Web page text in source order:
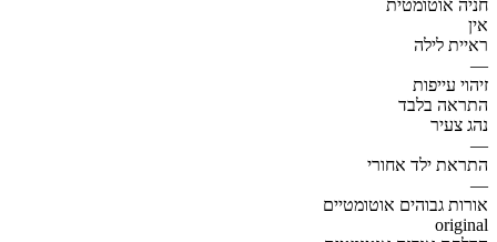
חניה אוטומטית
אין
ראיית לילה
—
זיהוי עייפות
התראה בלבד
נהג צעיר
—
התראת ילד אחורי
—
אורות גבוהים אוטומטיים
original